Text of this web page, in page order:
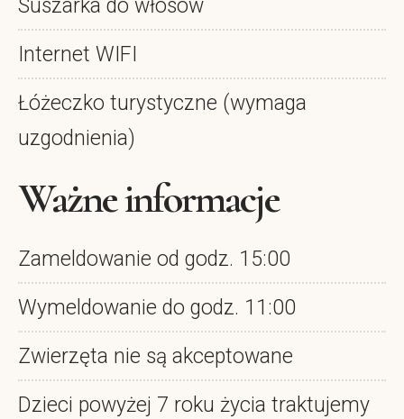
Suszarka do włosów
Internet WIFI
Łóżeczko turystyczne (wymaga
uzgodnienia)
Ważne informacje
Zameldowanie od godz. 15:00
Wymeldowanie do godz. 11:00
Zwierzęta nie są akceptowane
Dzieci powyżej 7 roku życia traktujemy